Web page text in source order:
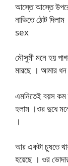
আস্তে আস্তে
নাভিতে ঠোট
sex
মৌসুমী মনে হয়
মারছে । আমার
এমনিতেই বয়স কম
হলাম ।ওর দুধে
।
আর একটা চুষতে
হয়েছে । ওর